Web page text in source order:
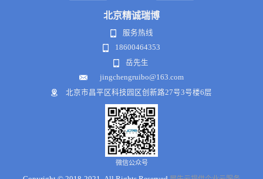
北京精诚瑞博
服务热线
18600464353
岳先生
jingchengruibo@163.com
北京市昌平区科技园区创新路27号3号楼6层
微信公众号